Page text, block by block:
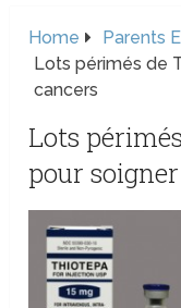
Home
Parents
Lots périmés de
cancers
Lots
pour